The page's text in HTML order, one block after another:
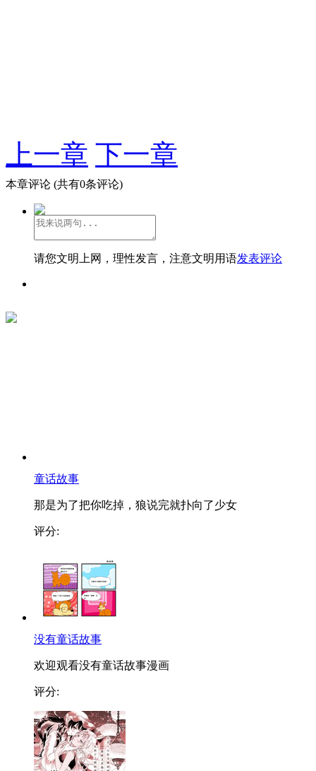
上一章 下一章
本章评论 (共有0条评论)
请您文明上网，理性发言，注意文明用语发表评论
童话故事
那是为了把你吃掉，狼说完就扑向了少女
评分:
没有童话故事
欢迎观看没有童话故事漫画
评分: